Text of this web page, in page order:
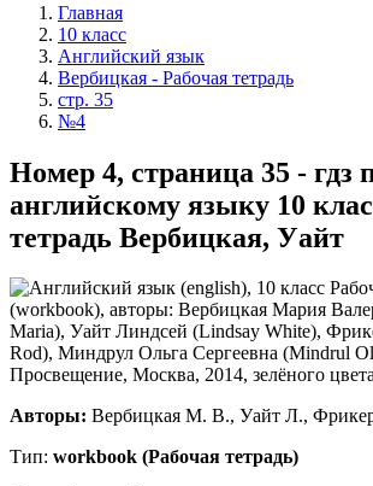
Главная
10 класс
Английский язык
Вербицкая - Рабочая тетрадь
стр. 35
№4
Номер 4, страница 35 - гдз
английскому языку 10
тетрадь Вербицкая, Уайт
Авторы: Вербицкая М. В., Уайт Л.,
Тип: workbook (Рабочая тетрадь)